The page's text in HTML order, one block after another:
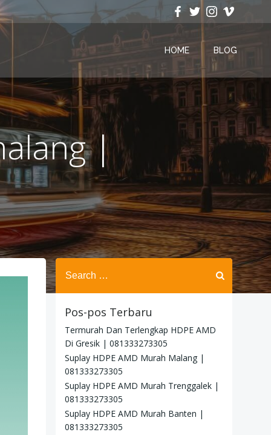
HOME BLOG
|
Search
for:
Pos-pos Terbaru
Termurah Dan Terlengkap HDPE AMD
Di Gresik | 081333273305
Suplay HDPE AMD Murah Malang |
081333273305
Suplay HDPE AMD Murah Trenggalek |
081333273305
Suplay HDPE AMD Murah Banten |
081333273305